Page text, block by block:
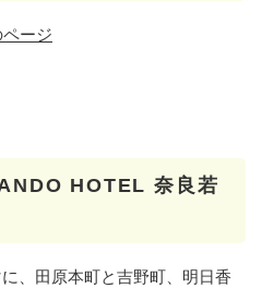
ージ
HOTEL 奈良若
、田原本町と吉野町、明日香